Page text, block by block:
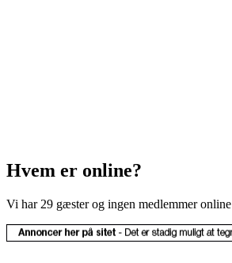
Hvem er online?
Vi har 29 gæster og ingen medlemmer online